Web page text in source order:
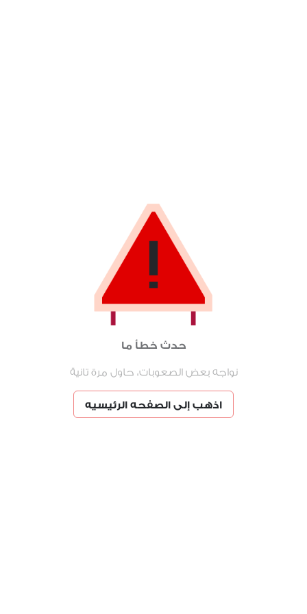
حدث خطأ ما
نواجه بعض الصعوبات، حاول مرة تانية
اذهب إلى الصفحه الرئيسيه